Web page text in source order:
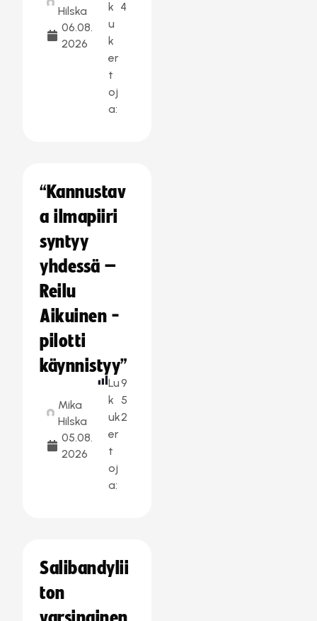
Hilska
06.08.
2026
k
u
k
er
t
oj
a:
4
“Kannustav
a ilmapiiri
syntyy
yhdessä –
Reilu
Aikuinen -
pilotti
käynnistyy”
Mika
Hilska
05.08.
2026
Lu
k
uk
er
t
oj
a:
9
5
2
Salibandylii
ton